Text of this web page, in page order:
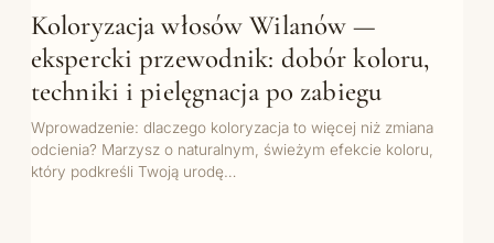
Koloryzacja włosów Wilanów —
ekspercki przewodnik: dobór koloru,
techniki i pielęgnacja po zabiegu
Wprowadzenie: dlaczego koloryzacja to więcej niż zmiana
odcienia? Marzysz o naturalnym, świeżym efekcie koloru,
który podkreśli Twoją urodę…